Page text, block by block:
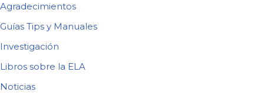
Agradecimientos
Guías Tips y Manuales
Investigación
Libros sobre la ELA
Noticias